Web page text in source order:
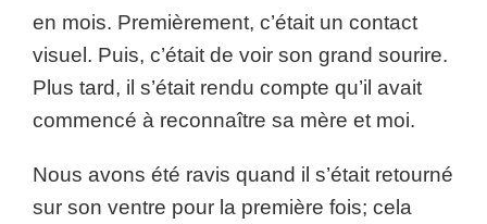
en mois. Premièrement, c’était un contact
visuel. Puis, c’était de voir son grand sourire.
Plus tard, il s’était rendu compte qu’il avait
commencé à reconnaître sa mère et moi.
Nous avons été ravis quand il s’était retourné
sur son ventre pour la première fois; cela